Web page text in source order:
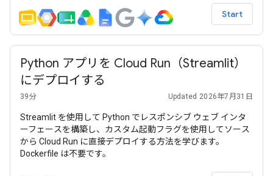
Start
Python アプリを Cloud Run（Streamlit）
にデプロイする
39分 Updated 2026年7月31日
Streamlit を使用して Python でレスポンシブ ウェブ インタ
ーフェースを構築し、カスタム起動フラグを使用してソース
から Cloud Run に直接デプロイする方法を学びます。
Dockerfile は不要です。